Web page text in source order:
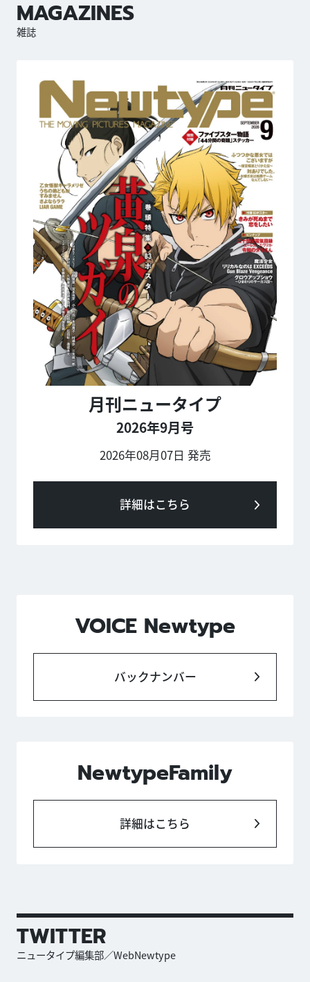
MAGAZINES
雑誌
月刊ニュータイプ
2026年9月号
2026年08月07日 発売
詳細はこちら
VOICE Newtype
バックナンバー
NewtypeFamily
詳細はこちら
TWITTER
ニュータイプ編集部／WebNewtype